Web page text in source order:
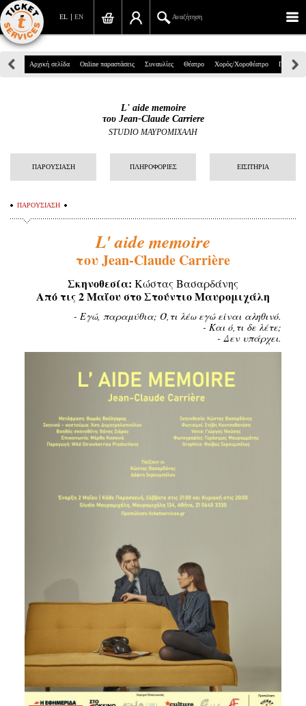
EN
EL Αναζήτηση
Πανεπιστημίου 39, Αθήνα
info@ticketservices.gr
Σύνδεση/Εγγραφή
Πληροφορίες
Αρχική σελίδα Online παραστάσεις Συναυλίες Θέατρο Χορός/Χοροθέατρο Παιδικά
L' aide memoire
του Jean-Claude Carriere
STUDIO ΜΑΥΡΟΜΙΧΑΛΗ
ΠΑΡΟΥΣΙΑΣΗ ΠΛΗΡΟΦΟΡΙΕΣ ΕΙΣΙΤΗΡΙΑ
ΠΑΡΟΥΣΙΑΣΗ
L' aide memoire
του Jean-Claude Carrière
Σκηνοθεσία: Κώστας Βασαρδάνης
Από τις 2 Μαΐου στο Στούντιο Μαυρομιχάλη
- Εγώ, παραμύθια; Ό,τι λέω εγώ είναι αληθινό.
- Και ό,τι δε λέτε;
- Δεν υπάρχει.